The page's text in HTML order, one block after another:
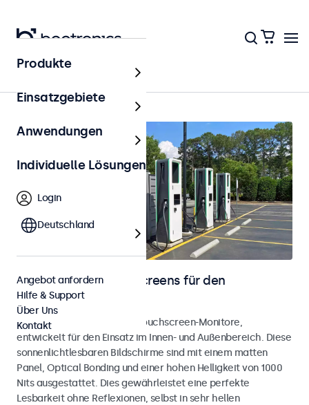
Startseite
Monitore und Touchscreens für den
Außenbereich
Wetterfeste Monitore und Touchscreen-Monitore,
entwickelt für den Einsatz im Innen- und Außenbereich. Diese
sonnenlichtlesbaren Bildschirme sind mit einem matten
Panel, Optical Bonding und einer hohen Helligkeit von 1000
Nits ausgestattet. Dies gewährleistet eine perfekte
Lesbarkeit ohne Reflexionen, selbst in sehr hellen
Produkte
Einsatzgebiete
Anwendungen
Individuelle Lösungen
Login
Deutschland
Angebot anfordern
Hilfe & Support
Über Uns
Kontakt